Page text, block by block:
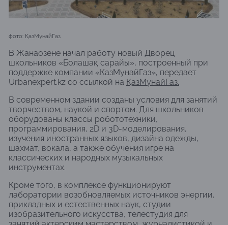
фото: ҚазМұнайГаз
В Жанаозене начал работу новый Дворец
школьников «Болашақ сарайы», построенный при
поддержке компании «КазМунайГаз», передает
Urbanexpert.kz со ссылкой на ҚазМұнайГаз.
В современном здании созданы условия для занятий
творчеством, наукой и спортом. Для школьников
оборудованы классы робототехники,
программирования, 2D и 3D-моделирования,
изучения иностранных языков, дизайна одежды,
шахмат, вокала, а также обучения игре на
классических и народных музыкальных
инструментах.
Кроме того, в комплексе функционируют
лаборатории возобновляемых источников энергии,
прикладных и естественных наук, студии
изобразительного искусства, телестудия для